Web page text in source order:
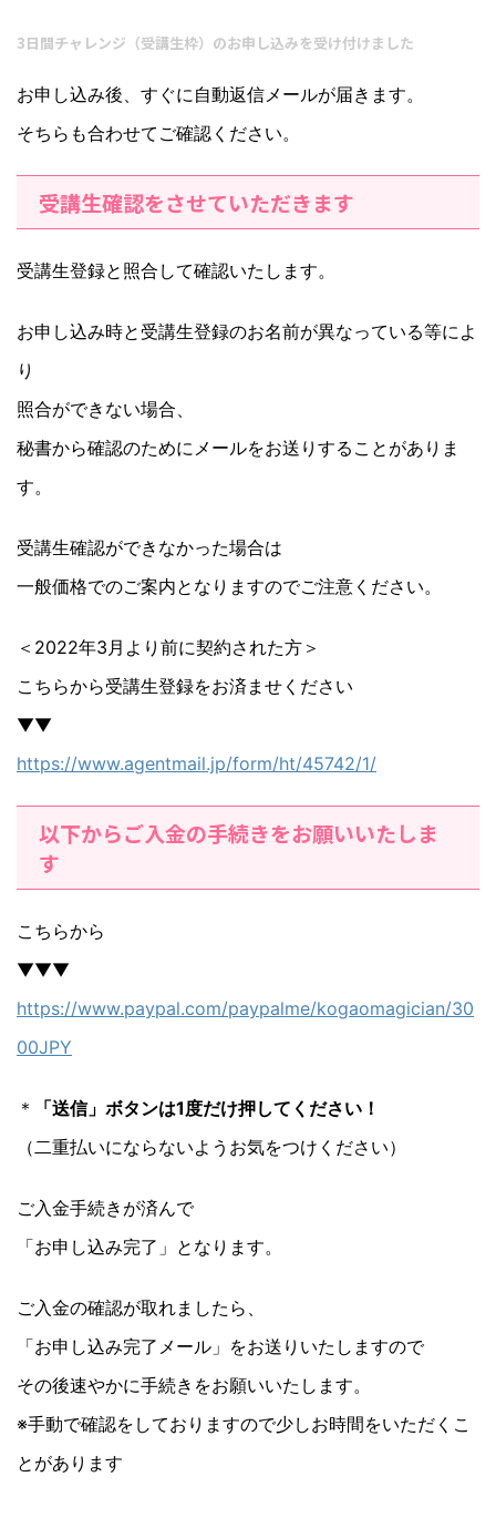
3日間チャレンジ（受講生枠）のお申し込みを受け付けました
お申し込み後、すぐに自動返信メールが届きます。
そちらも合わせてご確認ください。
受講生確認をさせていただきます
受講生登録と照合して確認いたします。
お申し込み時と受講生登録のお名前が異なっている等によ
り
照合ができない場合、
秘書から確認のためにメールをお送りすることがありま
す。
受講生確認ができなかった場合は
一般価格でのご案内となりますのでご注意ください。
＜2022年3月より前に契約された方＞
こちらから受講生登録をお済ませください
▼▼
https://www.agentmail.jp/form/ht/45742/1/
以下からご入金の手続きをお願いいたしま
す
こちらから
▼▼▼
https://www.paypal.com/paypalme/kogaomagician/30
00JPY
＊
「送信」ボタンは1度だけ押してください！
（二重払いにならないようお気をつけください）
ご入金手続きが済んで
「お申し込み完了」となります。
ご入金の確認が取れましたら、
「お申し込み完了メール」をお送りいたしますので
その後速やかに手続きをお願いいたします。
※手動で確認をしておりますので少しお時間をいただくこ
とがあります